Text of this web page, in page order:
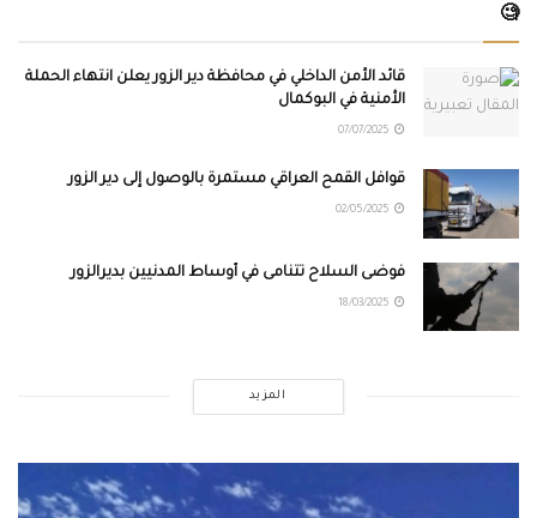
🧐
قائد الأمن الداخلي في محافظة دير الزور يعلن انتهاء الحملة
الأمنية في البوكمال
قوافل القمح العراقي مستمرة بالوصول إلى دير الزور
فوضى السلاح تتنامى في أوساط المدنيين بديرالزور
المزيد